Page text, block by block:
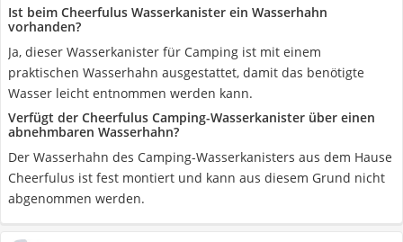
Ist beim Cheerfulus Wasserkanister ein Wasserhahn
vorhanden?
Ja, dieser Wasserkanister für Camping ist mit einem
praktischen Wasserhahn ausgestattet, damit das benötigte
Wasser leicht entnommen werden kann.
Verfügt der Cheerfulus Camping-Wasserkanister über einen
abnehmbaren Wasserhahn?
Der Wasserhahn des Camping-Wasserkanisters aus dem Hause
Cheerfulus ist fest montiert und kann aus diesem Grund nicht
abgenommen werden.